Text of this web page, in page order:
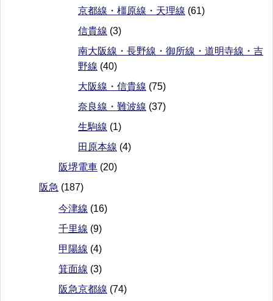
京都線・橿原線・天理線 (61)
信貴線 (3)
南大阪線・長野線・御所線・道明寺線・吉
野線 (40)
大阪線・信貴線 (75)
奈良線・難波線 (37)
生駒線 (1)
田原本線 (4)
阪堺電車 (20)
阪急 (187)
今津線 (16)
千里線 (9)
甲陽線 (4)
箕面線 (3)
阪急京都線 (74)